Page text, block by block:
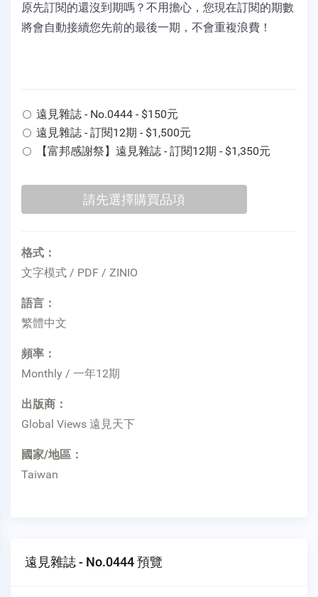
原先訂閱的還沒到期嗎？不用擔心，您現在訂閱的期數
將會自動接續您先前的最後一期，不會重複浪費！
遠見雜誌 - No.0444 - $150元
遠見雜誌 - 訂閱12期 - $1,500元
【富邦感謝祭】遠見雜誌 - 訂閱12期 - $1,350元
格式：
文字模式 / PDF / ZINIO
語言：
繁體中文
頻率：
Monthly / 一年12期
出版商：
Global Views 遠見天下
國家/地區：
Taiwan
遠見雜誌 - No.0444 預覽